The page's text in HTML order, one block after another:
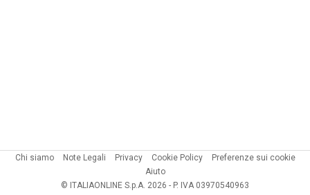
Chi siamo Note Legali Privacy Cookie Policy
Preferenze sui cookie
Aiuto
© ITALIAONLINE S.p.A. 2026 - P. IVA 03970540963